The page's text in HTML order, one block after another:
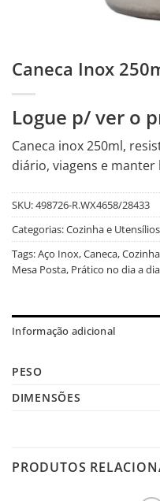
Caneca Inox
Logue p/ ver o
Caneca inox 250ml,
diário, viagens e
SKU:498726-R.WX4658/28433
Categorias:Cozinha e Utensílios
Tags:Aço Inox,Caneca,
Mesa Posta, Prático no dia a dia
Informação adicional
PESO
DIMENSÕES
PRODUTOS